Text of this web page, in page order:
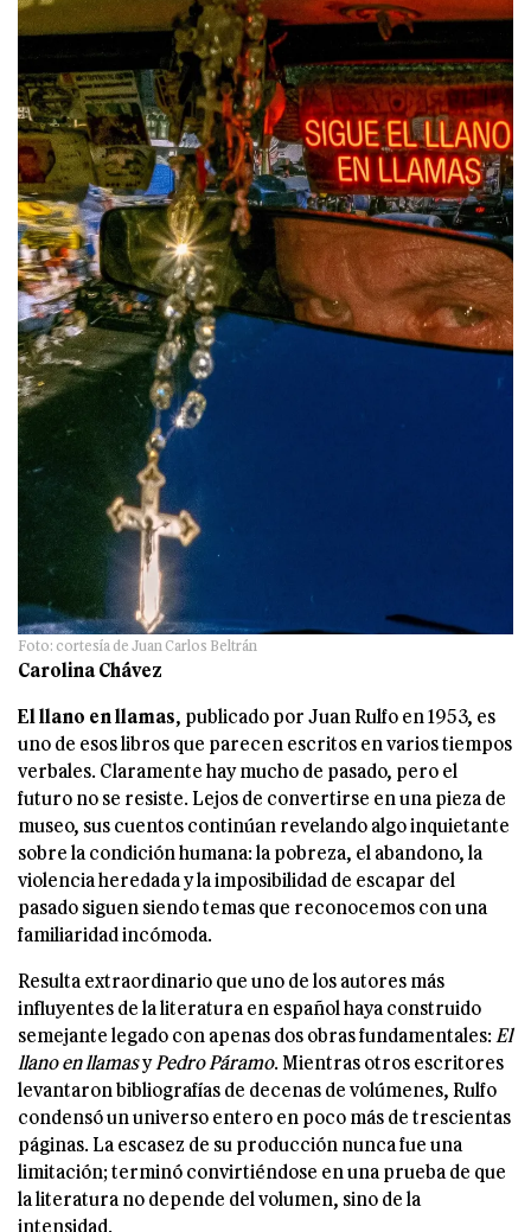
Foto: cortesía de Juan Carlos Beltrán
Carolina Chávez
El llano en llamas, publicado por Juan Rulfo en 1953, es
uno de esos libros que parecen escritos en varios tiempos
verbales. Claramente hay mucho de pasado, pero el
futuro no se resiste. Lejos de convertirse en una pieza de
museo, sus cuentos continúan revelando algo inquietante
sobre la condición humana: la pobreza, el abandono, la
violencia heredada y la imposibilidad de escapar del
pasado siguen siendo temas que reconocemos con una
familiaridad incómoda.
Resulta extraordinario que uno de los autores más
influyentes de la literatura en español haya construido
semejante legado con apenas dos obras fundamentales: El
llano en llamasy Pedro Páramo. Mientras otros escritores
levantaron bibliografías de decenas de volúmenes, Rulfo
condensó un universo entero en poco más de trescientas
páginas. La escasez de su producción nunca fue una
limitación; terminó convirtiéndose en una prueba de que
la literatura no depende del volumen, sino de la
intensidad.